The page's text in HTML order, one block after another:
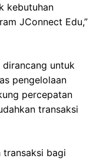
kebutuhan
JConnect Edu,”
dirancang untuk
pengelolaan
percepatan
transaksi
transaksi bagi